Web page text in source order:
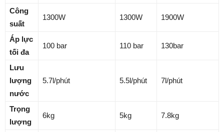
Công
suất
1300W 1300W 1900W
Áp lực
tối đa
100 bar 110 bar 130bar
Lưu
lượng
nước
5.7l/phút 5.5l/phút 7l/phút
Trọng
lượng
6kg 5kg 7.8kg